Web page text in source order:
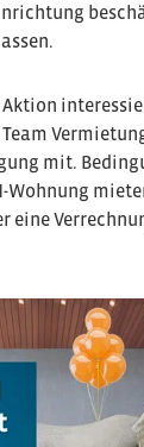
Aktion
mit.
Wohnung
eine